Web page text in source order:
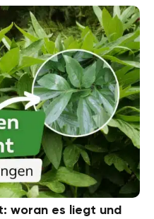
woran es liegt und